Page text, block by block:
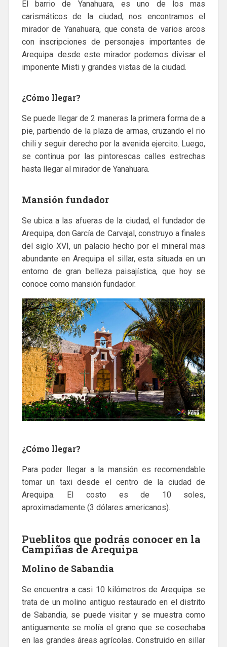
El barrio de Yanahuara, es uno de los mas
carismáticos de la ciudad, nos encontramos el
mirador de Yanahuara, que consta de varios arcos
con inscripciones de personajes importantes de
Arequipa. desde este mirador podemos divisar el
imponente Misti y grandes vistas de la ciudad.
¿Cómo llegar?
Se puede llegar de 2 maneras la primera forma de a
pie, partiendo de la plaza de armas, cruzando el rio
chili y seguir derecho por la avenida ejercito. Luego,
se continua por las pintorescas calles estrechas
hasta llegar al mirador de Yanahuara.
Mansión fundador
Se ubica a las afueras de la ciudad, el fundador de
Arequipa, don García de Carvajal, construyo a finales
del siglo XVI, un palacio hecho por el mineral mas
abundante en Arequipa el sillar, esta situada en un
entorno de gran belleza paisajística, que hoy se
conoce como mansión fundador.
¿Cómo llegar?
Para poder llegar a la mansión es recomendable
tomar un taxi desde el centro de la ciudad de
Arequipa. El costo es de 10 soles,
aproximadamente (3 dólares americanos).
Pueblitos que podrás conocer en la
Campiñas de Arequipa
Molino de Sabandia
Se encuentra a casi 10 kilómetros de Arequipa. se
trata de un molino antiguo restaurado en el distrito
de Sabandia, se puede visitar y se muestra como
antiguamente se molía el grano que se cosechaba
en las grandes áreas agrícolas. Construido en sillar